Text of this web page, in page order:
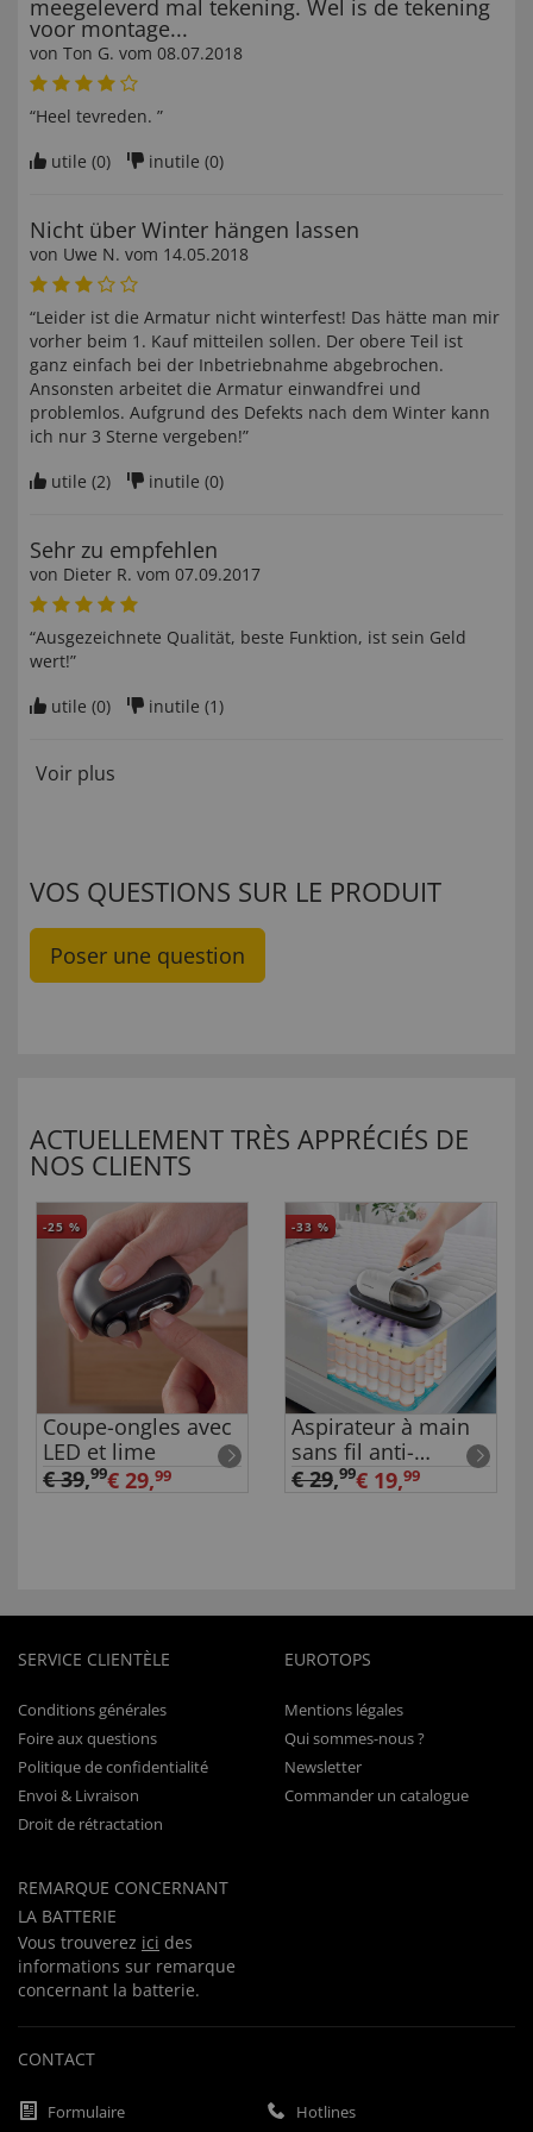
meegeleverd mal tekening. Wel is de tekening
voor montage...
von Ton G. vom 08.07.2018
“Heel tevreden. ”
utile (0) inutile (0)
Nicht über Winter hängen lassen
von Uwe N. vom 14.05.2018
“Leider ist die Armatur nicht winterfest! Das hätte man mir
vorher beim 1. Kauf mitteilen sollen. Der obere Teil ist
ganz einfach bei der Inbetriebnahme abgebrochen.
Ansonsten arbeitet die Armatur einwandfrei und
problemlos. Aufgrund des Defekts nach dem Winter kann
ich nur 3 Sterne vergeben!”
utile (2) inutile (0)
Sehr zu empfehlen
von Dieter R. vom 07.09.2017
“Ausgezeichnete Qualität, beste Funktion, ist sein Geld
wert!”
utile (0) inutile (1)
Voir plus
VOS QUESTIONS SUR LE PRODUIT
Poser une question
ACTUELLEMENT TRÈS APPRÉCIÉS DE
NOS CLIENTS
-25 %
Coupe-ongles avec
LED et lime
€ 39,99€ 29,99
-33 %
Aspirateur à main
sans fil anti-
acariens
€ 29,99€ 19,99
SERVICE CLIENTÈLE
Conditions générales
Foire aux questions
Politique de confidentialité
Envoi & Livraison
Droit de rétractation
REMARQUE CONCERNANT
LA BATTERIE
Vous trouverez ici des
informations sur remarque
concernant la batterie.
EUROTOPS
Mentions légales
Qui sommes-nous ?
Newsletter
Commander un catalogue
CONTACT
Formulaire
Hotlines